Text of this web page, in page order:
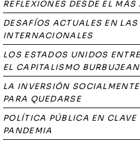
REFLEXIONES DESDE EL MÁS
DESAFÍOS ACTUALES EN
INTERNACIONALES
LOS ESTADOS UNIDOS
EL CAPITALISMO
LA INVERSIÓN
PARA QUEDARSE
POLÍTICA PÚBLICA EN
PANDEMIA